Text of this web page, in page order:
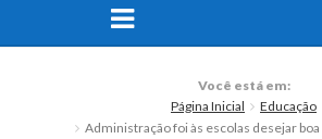
Histórico
Você está em:
Página Inicial
Educação
Administração foi às escolas desejar